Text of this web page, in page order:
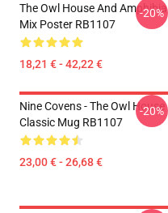
The Owl House And Amphibia
Mix Poster RB1107
18,21 € - 42,22 €
-20%
Nine Covens - The Owl House
Classic Mug RB1107
23,00 € - 26,68 €
-20%